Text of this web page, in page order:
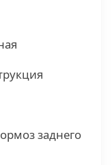
заднего